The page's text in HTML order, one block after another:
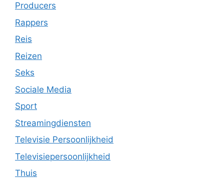
Producers
Rappers
Reis
Reizen
Seks
Sociale Media
Sport
Streamingdiensten
Televisie Persoonlijkheid
Televisiepersoonlijkheid
Thuis